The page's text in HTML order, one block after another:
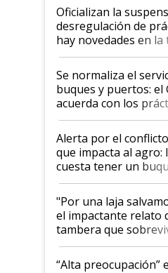
Oficializan la
desregulación de
hay novedades en la
la hidrovía
Se normaliza el
buques y puertos: el
acuerda con los
suspende el decreto
desregulación
Alerta por el
que impacta al agro:
cuesta tener un
y el peligro de que
pase a ser "país sucio"
"Por una laja
el impactante relato
tambera que
tornado
“Alta preocupación”